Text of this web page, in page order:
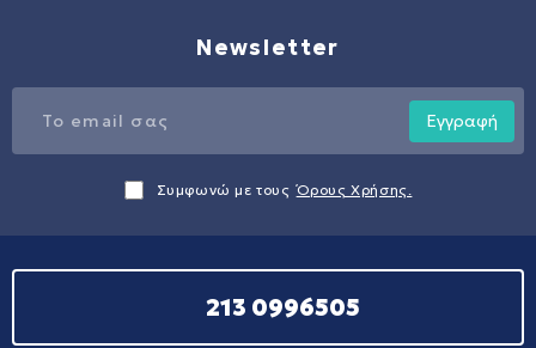
Newsletter
Εγγραφή
Συμφωνώ με τους Όρους Χρήσης.
213 0996505